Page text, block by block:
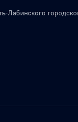
Лабинского